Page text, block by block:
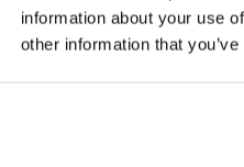
information about your use
other information that